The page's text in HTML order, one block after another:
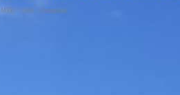
MTB > 2013 > settembre